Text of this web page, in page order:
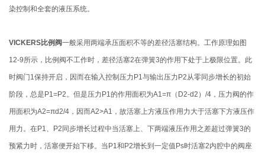
染控制和全套的液压系统。
VICKERS比例阀一般采用两端承压面积不等的差径活塞结构。工作原理如图
12-9所示，比例阀不工作时，差径活塞2在弹簧3的作用下处于上极限位置。此
时阀门1保持开启，因而在输入控制压力P1与输出压力P2从零同步增长的初始
阶段，总是P1=P2。但是压力P1的作用面积为A1=π（D2-d2）/4，压力阀的作
用面积为A2=πd2/4，因而A2>A1，故活塞上方液压作用力大于活塞下方液压作
用力。在P1、P2同步增长过程中当活塞上、下两端液压作用之差超过弹簧3的
预紧力时，活塞便开始下移。当P1和P2增长到一定值Ps时活塞2内腔中的阀座